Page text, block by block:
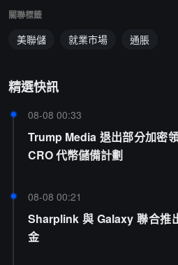
關聯標籤
美聯儲 就業市場 通脹
精選快訊
08-08 00:33
Trump Media 退出部分加密
CRO 代幣儲備計劃
08-08 00:21
Sharplink 與 Galaxy 聯合推
金